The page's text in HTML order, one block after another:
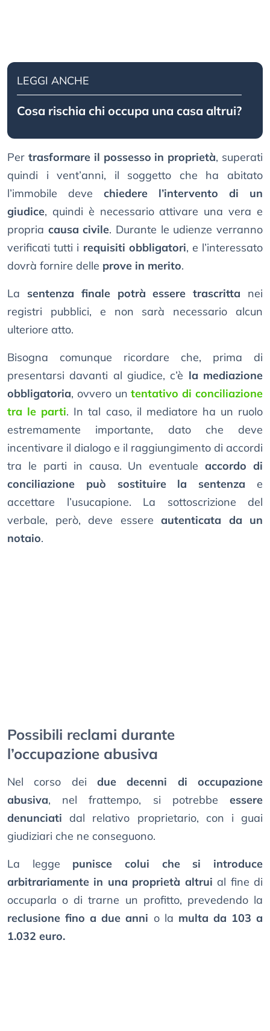
LEGGI ANCHE
Cosa rischia chi occupa una casa altrui?
Per trasformare il possesso in proprietà, superati
quindi i vent’anni, il soggetto che ha abitato
l’immobile deve chiedere l’intervento di un
giudice, quindi è necessario attivare una vera e
propria causa civile. Durante le udienze verranno
verificati tutti i requisiti obbligatori, e l’interessato
dovrà fornire delle prove in merito.
La sentenza finale potrà essere trascritta nei
registri pubblici, e non sarà necessario alcun
ulteriore atto.
Bisogna comunque ricordare che, prima di
presentarsi davanti al giudice, c’è la mediazione
obbligatoria, ovvero untentativo di conciliazione
tra le parti. In tal caso, il mediatore ha un ruolo
estremamente importante, dato che deve
incentivare il dialogo e il raggiungimento di accordi
tra le parti in causa. Un eventualeaccordo di
conciliazione può sostituire la sentenza e
accettare l’usucapione. La sottoscrizione del
verbale, però, deve essere autenticata da un
notaio.
Possibili reclami durante
l’occupazione abusiva
Nel corso dei due decenni di occupazione
abusiva, nel frattempo, si potrebbe essere
denunciati dal relativo proprietario, con i guai
giudiziari che ne conseguono.
La legge punisce colui che si introduce
arbitrariamente in una proprietà altrui al fine di
occuparla o di trarne un profitto, prevedendo la
reclusione fino a due anni o la multa da 103 a
1.032 euro.